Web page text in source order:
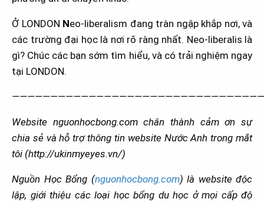
Ở LONDON Neo-liberalism đang tràn ngập khắp nơi, và
các trường đại học là nơi rõ ràng nhất. Neo-liberalis là
gì? Chúc các bạn sớm tìm hiểu, và có trải nghiệm ngay
tại LONDON.
Website nguonhocbong.com chân thành cảm ơn sự
chia sẻ và hỗ trợ thông tin website Nước Anh trong mắt
tôi (http://ukinmyeyes.vn/)
Nguồn Học Bổng (nguonhocbong.com) là website độc
lập, giới thiệu các loại học bổng du học ở mọi cấp độ